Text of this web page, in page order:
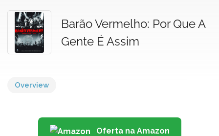
Barão Vermelho: Por Que A
Gente É Assim
Overview
Oferta na Amazon